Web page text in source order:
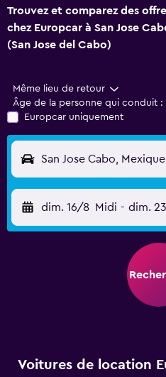
Trouvez et comparez des
chez Europcar à San Jose
(San Jose del Cabo)
Même lieu de retour
Âge de la personne qui conduit :
Europcar uniquement
dim. 16/8 Midi - dim.
Voitures de location